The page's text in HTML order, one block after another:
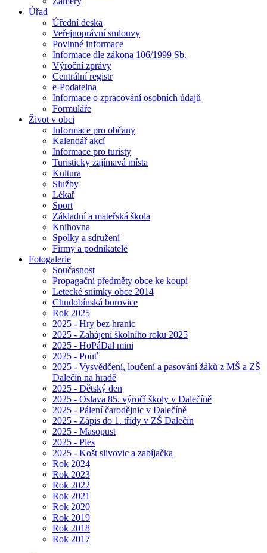
Úřad
Úřední deska
Veřejnoprávní smlouvy
Povinné informace
Informace dle zákona 106/1999 Sb.
Výroční zprávy
Centrální registr
e-Podatelna
Informace o zpracování osobních údajů
Formuláře
Život v obci
Informace pro občany
Kalendář akcí
Informace pro turisty
Turisticky zajímavá místa
Kultura
Služby
Lékař
Sport
Základní a mateřská škola
Knihovna
Spolky a sdružení
Firmy a podnikatelé
Fotogalerie
Současnost
Propagační předměty obce ke koupi
Letecké snímky obce 2014
Chudobínská borovice
Rok 2025
2025 - Hry bez hranic
2025 - Zahájení školního roku 2025
2025 - HoPáDal mini
2025 - Pouť
2025 - Vysvědčení, loučení a pasování žáků z MŠ a ZŠ
Dalečín na hradě
2025 - Dětský den
2025 - Oslava 85. výročí školy v Dalečíně
2025 - Pálení čarodějnic v Dalečíně
2025 - Zápis do 1. třídy v ZŠ Dalečín
2025 - Masopust
2025 - Ples
2025 - Košt slivovic a zabíjačka
Rok 2024
Rok 2023
Rok 2022
Rok 2021
Rok 2020
Rok 2019
Rok 2018
Rok 2017